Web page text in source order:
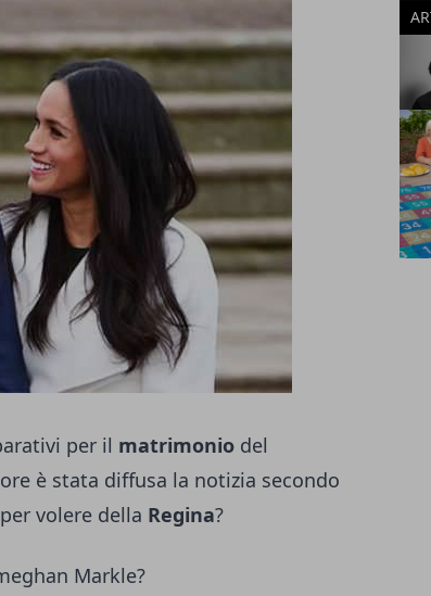
per il matrimonio del
è stata diffusa la notizia secondo
per volere della Regina?
Markle?